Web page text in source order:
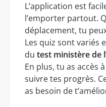
L’application est
l’emporter partout.
déplacement, tu
Les quiz sont variés
du test ministère de
En plus, tu as accès
suivre tes progrès.
as besoin de